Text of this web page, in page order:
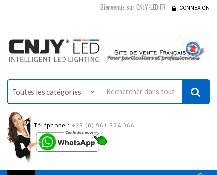
Bienvenue sur CNJY-LED.FR CONNEXION
Téléphone : +33 (0) 961 324 966